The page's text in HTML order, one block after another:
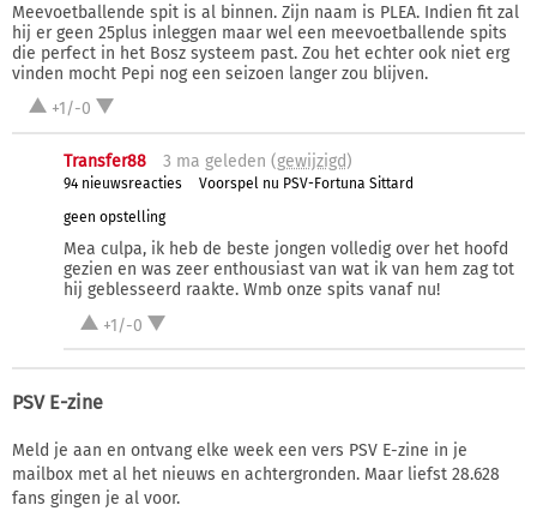
Meevoetballende spit is al binnen. Zijn naam is PLEA. Indien fit zal
hij er geen 25plus inleggen maar wel een meevoetballende spits
die perfect in het Bosz systeem past. Zou het echter ook niet erg
vinden mocht Pepi nog een seizoen langer zou blijven.
+1/-0
Transfer88 3 ma geleden (gewijzigd)
94 nieuwsreacties
Voorspel nu PSV-Fortuna Sittard
geen opstelling
Mea culpa, ik heb de beste jongen volledig over het hoofd
gezien en was zeer enthousiast van wat ik van hem zag tot
hij geblesseerd raakte. Wmb onze spits vanaf nu!
+1/-0
PSV E-zine
Meld je aan en ontvang elke week een vers PSV E-zine in je
mailbox met al het nieuws en achtergronden. Maar liefst 28.628
fans gingen je al voor.